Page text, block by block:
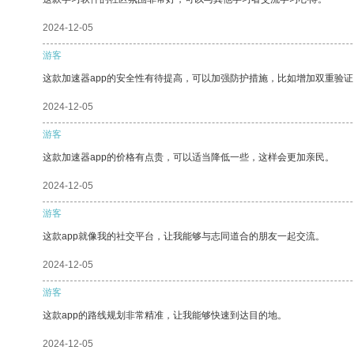
2024-12-05
游客
这款加速器app的安全性有待提高，可以加强防护措施，比如增加双重验
2024-12-05
游客
这款加速器app的价格有点贵，可以适当降低一些，这样会更加亲民。
2024-12-05
游客
这款app就像我的社交平台，让我能够与志同道合的朋友一起交流。
2024-12-05
游客
这款app的路线规划非常精准，让我能够快速到达目的地。
2024-12-05